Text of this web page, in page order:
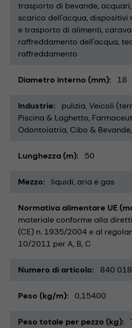
trasporto di bevande acquari
scarico dell'acqua dispositivi
e trasporto di alimenti
raffreddamento dell'acqua
raffreddamento
Diametro interno (mm) 18
Industrie pulizia Veicoli
Piscina & Laghetto
Odontoiatria Cibo & Bevande
Lunghezza (m) 50
Mezzo liquidi aria e gas
Normativa alimentare UE
materiale conforme alla
(CE) n. 1935/2004 e al
10/2011 per A, B, C
Numero di articolo 840
Peso (kg/m) 0,15400
Peso totale per pezzo (kg)